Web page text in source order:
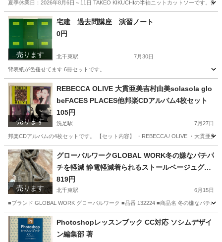
夏季休業日：2026年8月6日～11日 TAKEO KIKUCHIの半袖ニットカットソーです。
東京 大田区 北千束駅 Tシャツ TAKEO KIKUCHI
売ります
宅建 過去問講座 演習ノート
0円
北千束駅 7月30日
背表紙が色褪せてます 6冊セットです。
東京 大田区 就職、資格
売ります
REBECCA OLIVE 大貫亜美吉村由美solasola glo
beFACES PLACES他邦楽CDアルバム4枚セット
105円
洗足駅 7月27日
邦楽CDアルバムの4枚セットです。 【セット内容】 ・REBECCA / OLIVE ・大貫亜美
東京 大田区 洗足駅
売ります
グローバルワークGLOBAL WORK冬の嫌なパチパ
チを軽減 静電軽減着られるストールベージュグレ
ンチェック55マフラースカーフショールポンチョ
膝掛けひざ掛けブラウン茶色ベージュチェック長
さ約188センチ幅約67センチフリンジ約10センチ
レディース女性用婦人
819円
北千束駅 6月15日
■ブランド GLOBAL WORK グローバルワーク ■品番 132224 ■商品名 冬の嫌なパチパ
東京 大田区 グローバルワーク
Photoshopレッスンブック CC対応 ソシムデザイ
ン編集部 著